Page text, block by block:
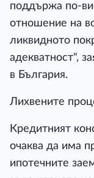
поддържа по-
отношение на
ликвидното
адекватност",
в България.
Лихвените
Кредитният
очаква да има
ипотечните